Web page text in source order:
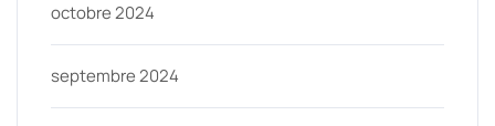
octobre 2024
septembre 2024